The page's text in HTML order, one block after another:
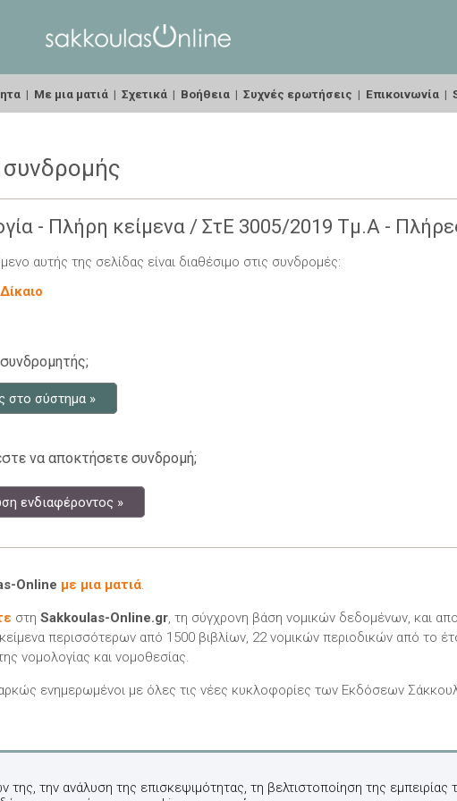
| Με μια ματιά | Σχετικά | Βοήθεια | Συχνές ερωτήσεις | Επικοινωνία |
- Πλήρη κείμενα / ΣτΕ 3005/2019 Tμ.Α -
αυτής της σελίδας είναι διαθέσιμο στις συνδρομές:
στο σύστημα »
να αποκτήσετε συνδρομή;
ενδιαφέροντος »
Online με μια ματιά.
στη Sakkoulas-Online.gr, τη σύγχρονη βάση νομικών δεδομένων, και
περισσότερων από 1500 βιβλίων, 22 νομικών περιοδικών από το
νομολογίας και νομοθεσίας.
ενημερωμένοι με όλες τις νέες κυκλοφορίες των Εκδόσεων
την ανάλυση της επισκεψιμότητας, τη βελτιστοποίηση της εμπειρίας